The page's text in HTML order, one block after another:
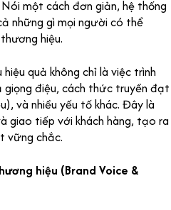
một cách đơn giản, hệ thống
những gì mọi người có thể
hiệu.
quả không chỉ là việc trình
điệu, cách thức truyền đạt
và nhiều yếu tố khác. Đây là
giao tiếp với khách hàng, tạo ra
vững chắc.
hiệu (Brand Voice &